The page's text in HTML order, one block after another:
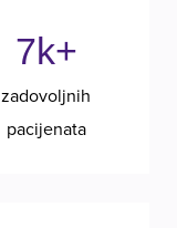
7k+
zadovoljnih
pacijenata